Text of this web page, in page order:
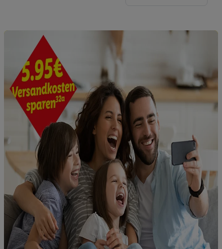
„Zustimmen“ stimmen Sie allen Verarbeitungen zu sämtlichen
vorgenannten Zwecken unter Einbindung sämtlicher
genannten Partner zu. Weitere Informationen, auch zur
Speicherdauer der Daten und zu Ihrem Recht, Ihre
Einwilligung jederzeit mit Wirkung für die Zukunft zu
widerrufen, finden Sie in unserenDatenschutzbestimmungen.
Die Impressen finden Sie hier.Unter „Anpassen“ können Sie
einzelne Verwendungszwecke oder Partner zulassen; das gilt
auch für die nachfolgend schlagwortartig benannten Zwecke
und Funktionen im Rahmen des Einsatzes des IAB TCF für
Werbung und Erfolgsmessung:
Gewährleistung der Sicherheit, Verhinderung und Aufdeckung
von Betrug und Fehlerbehebung, Bereitstellung und Anzeige
von Werbung und Inhalten, Abgleichung und Kombination
von Daten aus unterschiedlichen Quellen, Verknüpfung
verschiedener Endgeräte, Identifikation von Geräten anhand
automatisch übermittelter Informationen, Messung des
Erfolgs von Werbekampagnen durch TTD und Nutzung der
Telekommunikations-basierten Utiq-Technologie für digitales